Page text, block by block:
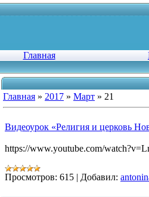
Главная
Главная » 2017 » Март » 21
Видеоурок «Религия и церковь
https://www.youtube.com/
Просмотров: 615 | Добавил: